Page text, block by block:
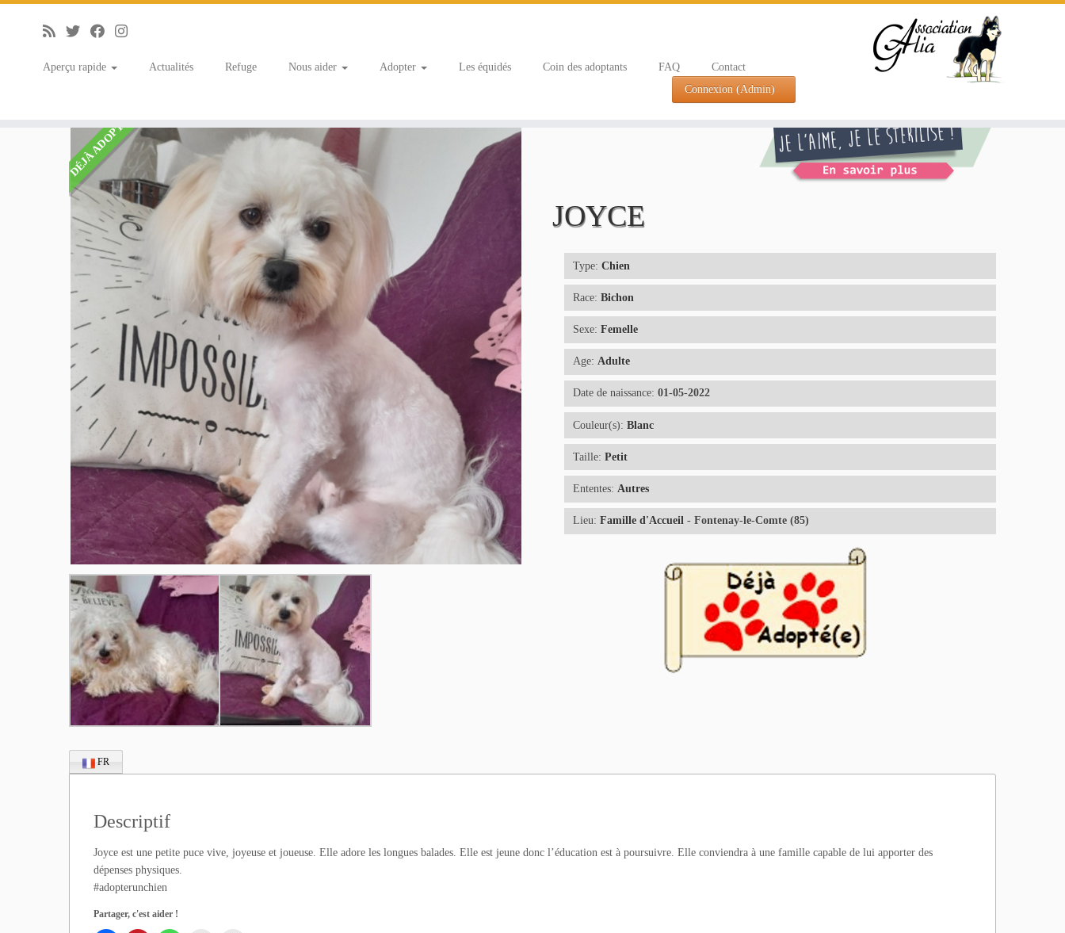
Aperçu rapide Actualités Refuge Nous aider Adopter Les équidés Coin des adoptants FAQ
Contact
Connexion (Admin)
DÉJÀ ADOPTÉ(E)
JOYCE
Type:Chien
Race:Bichon
Sexe:Femelle
Age:Adulte
Date de naissance: 01-05-2022
Couleur(s):Blanc
Taille:Petit
Ententes: Autres
Lieu: Famille d'Accueil - Fontenay-le-Comte (85)
FR
Descriptif
Joyce est une petite puce vive, joyeuse et joueuse. Elle adore les longues balades. Elle est jeune donc l’éducation est à poursuivre. Elle conviendra à une famille capable de lui apporter des
dépenses physiques.
#adopterunchien
Partager, c'est aider !